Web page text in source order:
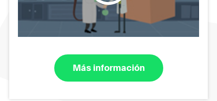
Más información